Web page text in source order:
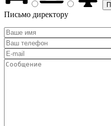
Письмо директору